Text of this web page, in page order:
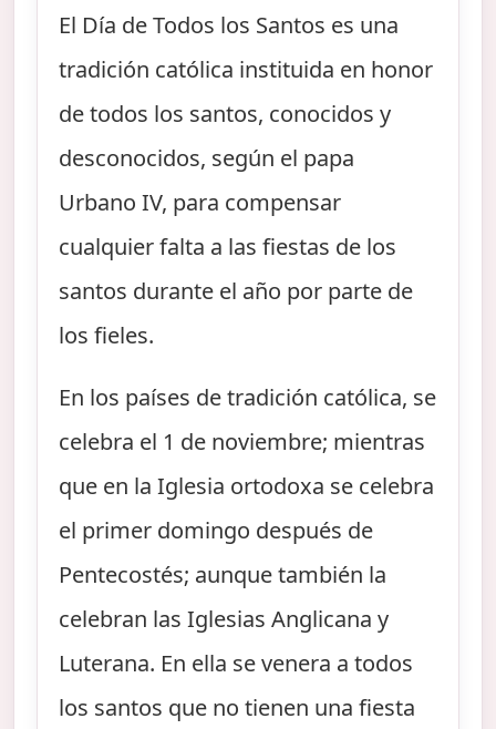
El Día de Todos los Santos es una
tradición católica instituida en honor
de todos los santos, conocidos y
desconocidos, según el papa
Urbano IV, para compensar
cualquier falta a las fiestas de los
santos durante el año por parte de
los fieles.
En los países de tradición católica, se
celebra el 1 de noviembre; mientras
que en la Iglesia ortodoxa se celebra
el primer domingo después de
Pentecostés; aunque también la
celebran las Iglesias Anglicana y
Luterana. En ella se venera a todos
los santos que no tienen una fiesta